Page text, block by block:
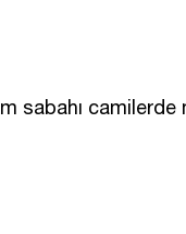
sabahı